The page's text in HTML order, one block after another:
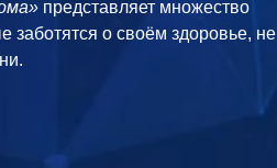
представляет множество
заботятся о своём здоровье, не